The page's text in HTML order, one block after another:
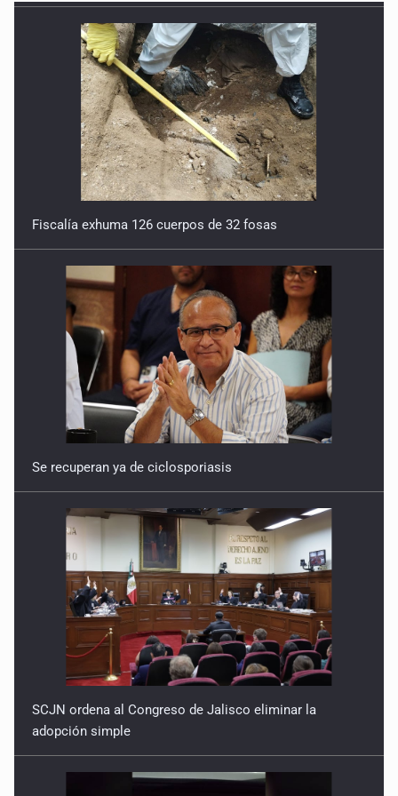
Fiscalía exhuma 126 cuerpos de 32 fosas
Se recuperan ya de ciclosporiasis
SCJN ordena al Congreso de Jalisco eliminar la
adopción simple